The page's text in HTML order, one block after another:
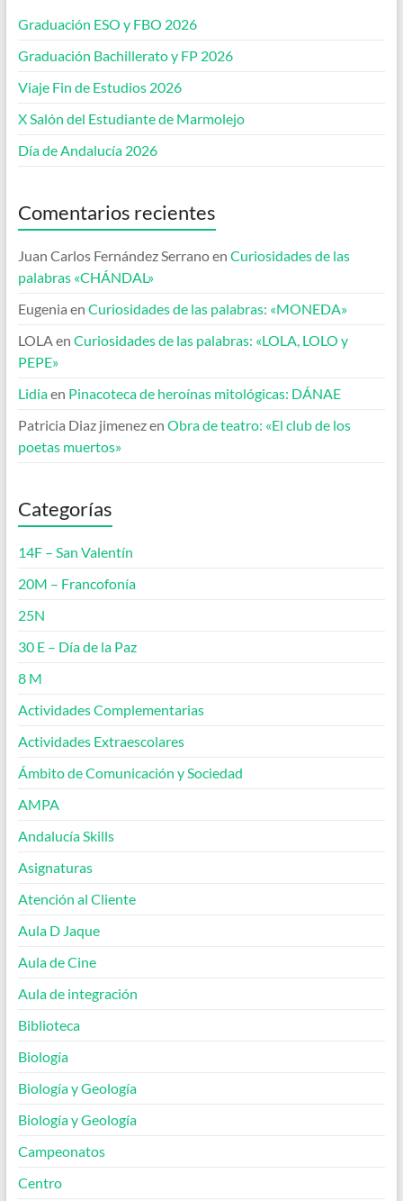
Graduación ESO y FBO 2026
Graduación Bachillerato y FP 2026
Viaje Fin de Estudios 2026
X Salón del Estudiante de Marmolejo
Día de Andalucía 2026
Comentarios recientes
Juan Carlos Fernández Serranoen Curiosidades de las
palabras «CHÁNDAL»
Eugenia en Curiosidades de las palabras: «MONEDA»
LOLAen Curiosidades de las palabras: «LOLA, LOLO y
PEPE»
Lidiaen Pinacoteca de heroínas mitológicas: DÁNAE
Patricia Diaz jimenezen Obra de teatro: «El club de los
poetas muertos»
Categorías
14F – San Valentín
20M – Francofonía
25N
30 E – Día de la Paz
8 M
Actividades Complementarias
Actividades Extraescolares
Ámbito de Comunicación y Sociedad
AMPA
Andalucía Skills
Asignaturas
Atención al Cliente
Aula D Jaque
Aula de Cine
Aula de integración
Biblioteca
Biología
Biología y Geología
Biología y Geología
Campeonatos
Centro